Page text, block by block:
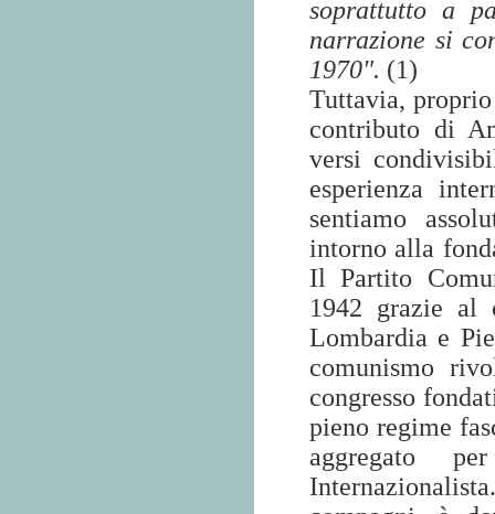
soprattutto a
narrazione si
1970". (1)
Tuttavia,
contributo di
versi
esperienza
sentiamo
intorno alla
Il Partito
1942 grazie al
Lombardia e
comunismo
congresso
pieno regime
aggregato